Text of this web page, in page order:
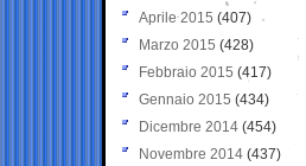
Aprile 2015 (407)
Marzo 2015 (428)
Febbraio 2015 (417)
Gennaio 2015 (434)
Dicembre 2014 (454)
Novembre 2014 (437)